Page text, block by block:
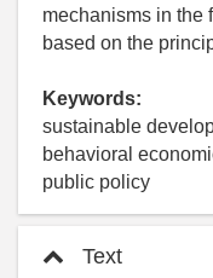
mechanisms in the
based on the
Keywords:
sustainable
behavioral
public policy
Text